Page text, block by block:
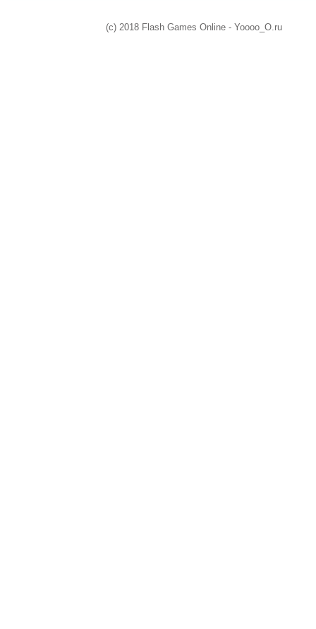
(c) 2018 Flash Games Online - Yoooo_O.ru